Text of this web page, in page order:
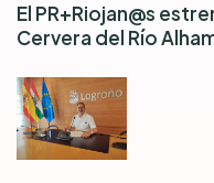
El PR+Riojan@s
Cervera del Río